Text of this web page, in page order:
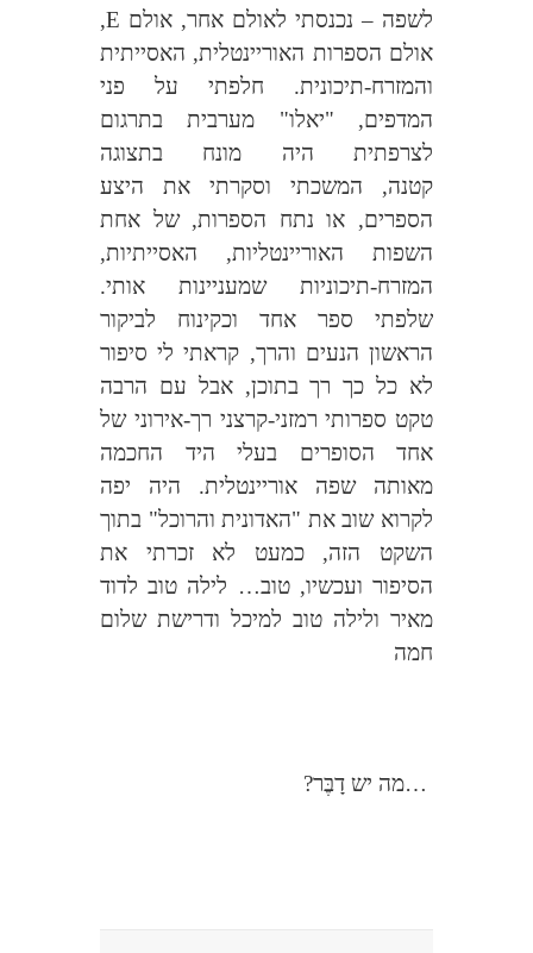
לשפה – נכנסתי לאולם אחר, אולם E
,
אולם הספרות האוריינטלית, האסייתית
והמזרח-תיכונית. חלפתי על פני
המדפים, "יאלו" מערבית בתרגום
לצרפתית היה מונח בתצוגה
קטנה, המשכתי וסקרתי את היצע
הספרים, או נתח הספרות, של אחת
השפות האוריינטליות, האסייתיות,
המזרח-תיכוניות שמעניינות אותי.
שלפתי ספר אחד וכקינוח לביקור
הראשון הנעים והרך, קראתי לי סיפור
לא כל כך רך בתוכן, אבל עם הרבה
טקט ספרותי רמזני-קרצני רך-אירוני של
אחד הסופרים בעלי היד החכמה
מאותה שפה אוריינטלית. היה יפה
לקרוא שוב את "האדונית והרוכל" בתוך
השקט הזה, כמעט לא זכרתי את
הסיפור ועכשיו, טוב… לילה טוב לדוד
מאיר ולילה טוב למיכל ודרישת שלום
חמה
…מה יש דָבֶּר?